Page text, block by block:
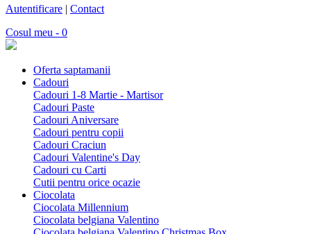
Autentificare | Contact
Cosul meu - 0
Oferta saptamanii
Cadouri
Cadouri 1-8 Martie - Martisor
Cadouri Paste
Cadouri Aniversare
Cadouri pentru copii
Cadouri Craciun
Cadouri Valentine's Day
Cadouri cu Carti
Cutii pentru orice ocazie
Ciocolata
Ciocolata Millennium
Ciocolata belgiana Valentino